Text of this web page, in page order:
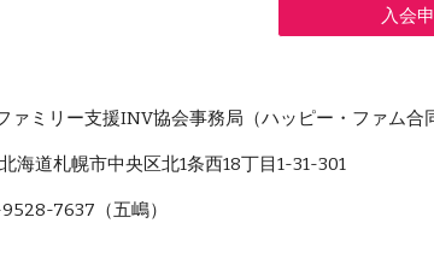
入会
ァミリー支援INV協会事務局（ハッピー・ファム合
海道札幌市中央区北1条西18丁目1-31-301
7637（五嶋）